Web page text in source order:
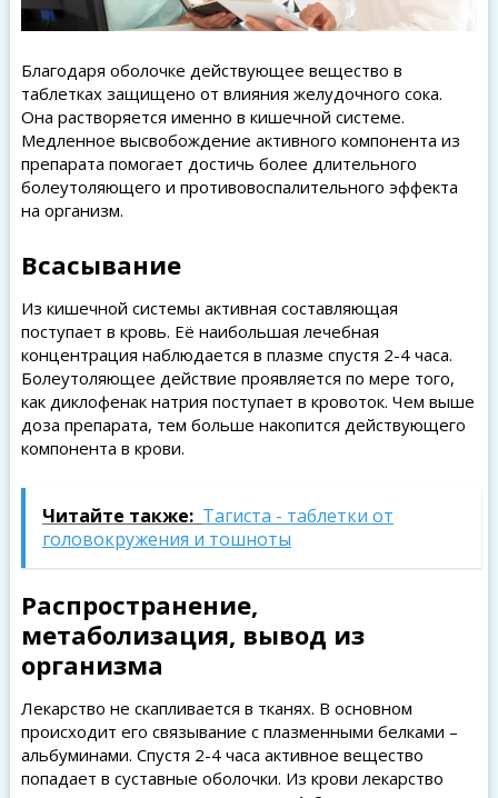
Благодаря оболочке действующее вещество в
таблетках защищено от влияния желудочного сока.
Она растворяется именно в кишечной системе.
Медленное высвобождение активного компонента из
препарата помогает достичь более длительного
болеутоляющего и противовоспалительного эффекта
на организм.
Всасывание
Из кишечной системы активная составляющая
поступает в кровь. Её наибольшая лечебная
концентрация наблюдается в плазме спустя 2-4 часа.
Болеутоляющее действие проявляется по мере того,
как диклофенак натрия поступает в кровоток. Чем выше
доза препарата, тем больше накопится действующего
компонента в крови.
Читайте также: Тагиста - таблетки от
головокружения и тошноты
Распространение,
метаболизация, вывод из
организма
Лекарство не скапливается в тканях. В основном
происходит его связывание с плазменными белками –
альбуминами. Спустя 2-4 часа активное вещество
попадает в суставные оболочки. Из крови лекарство